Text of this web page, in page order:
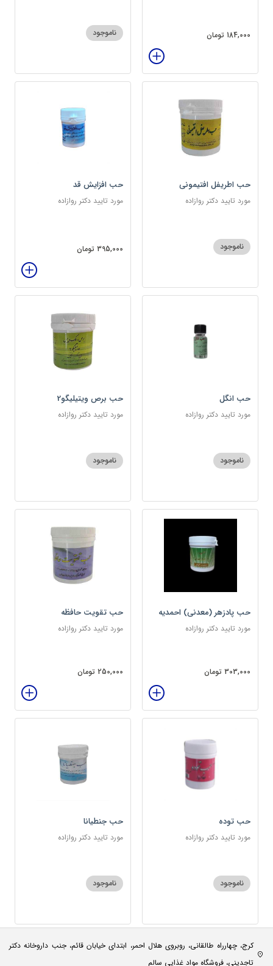
184,000 تومان ناموجود
حب اطریفل افتیمونی
مورد تایید دکتر روازاده
ناموجود
حب افزایش قد
مورد تایید دکتر روازاده
395,000 تومان
حب انگل
مورد تایید دکتر روازاده
ناموجود
حب برص ویتیلیگو2
مورد تایید دکتر روازاده
ناموجود
حب پادزهر (معدنی) احمدیه
مورد تایید دکتر روازاده
303,000 تومان
حب تقویت حافظه
مورد تایید دکتر روازاده
250,000 تومان
حب توده
مورد تایید دکتر روازاده
ناموجود
حب جنطیانا
مورد تایید دکتر روازاده
ناموجود
کرج، چهارراه طالقانی، روبروی هلال احمر، ابتدای خیابان قائم، جنب داروخانه دکتر
تاجدینی، فروشگاه مواد غذایی سالم